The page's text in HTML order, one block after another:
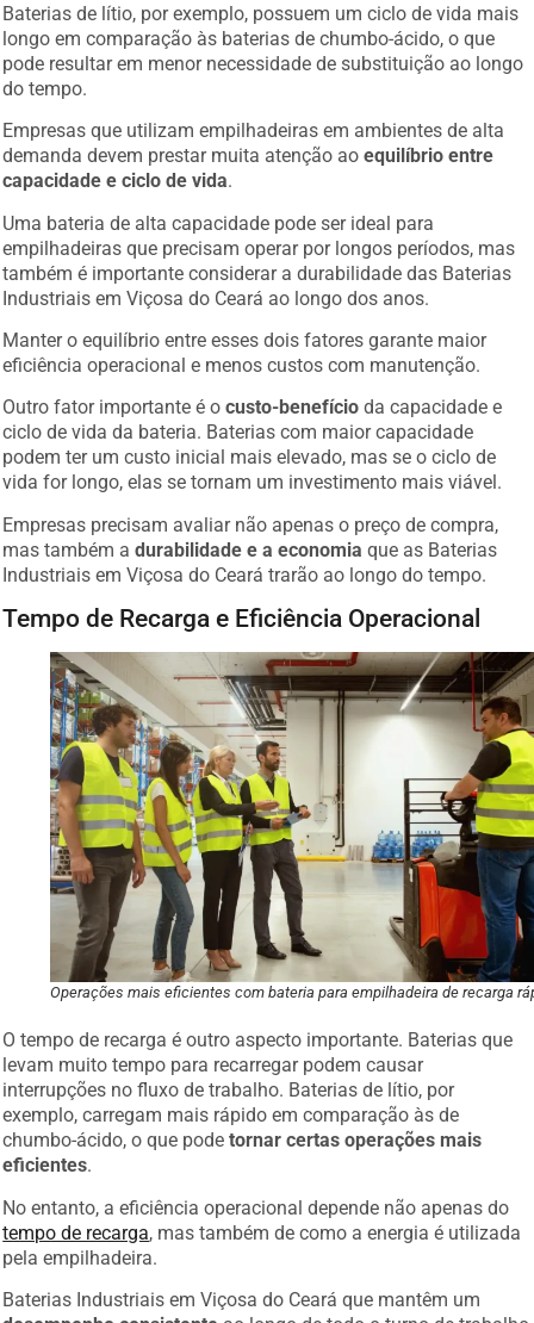
Baterias de lítio, por exemplo, possuem um ciclo de vida mais
longo em comparação às baterias de chumbo-ácido, o que
pode resultar em menor necessidade de substituição ao longo
do tempo.
Empresas que utilizam empilhadeiras em ambientes de alta
demanda devem prestar muita atenção aoequilíbrio entre
capacidade e ciclo de vida.
Uma bateria de alta capacidade pode ser ideal para
empilhadeiras que precisam operar por longos períodos, mas
também é importante considerar a durabilidade das Baterias
Industriais em Viçosa do Ceará ao longo dos anos.
Manter o equilíbrio entre esses dois fatores garante maior
eficiência operacional e menos custos com manutenção.
Outro fator importante é ocusto-benefício da capacidade e
ciclo de vida da bateria. Baterias com maior capacidade
podem ter um custo inicial mais elevado, mas se o ciclo de
vida for longo, elas se tornam um investimento mais viável.
Empresas precisam avaliar não apenas o preço de compra,
mas também adurabilidade e a economia que as Baterias
Industriais em Viçosa do Ceará trarão ao longo do tempo.
Tempo de Recarga e Eficiência Operacional
Operações mais eficientes com bateria para empilhadeira de recarga
O tempo de recarga é outro aspecto importante. Baterias que
levam muito tempo para recarregar podem causar
interrupções no fluxo de trabalho. Baterias de lítio, por
exemplo, carregam mais rápido em comparação às de
chumbo-ácido, o que podetornar certas operações mais
eficientes.
No entanto, a eficiência operacional depende não apenas do
tempo de recarga, mas também de como a energia é utilizada
pela empilhadeira.
Baterias Industriais em Viçosa do Ceará que mantêm um